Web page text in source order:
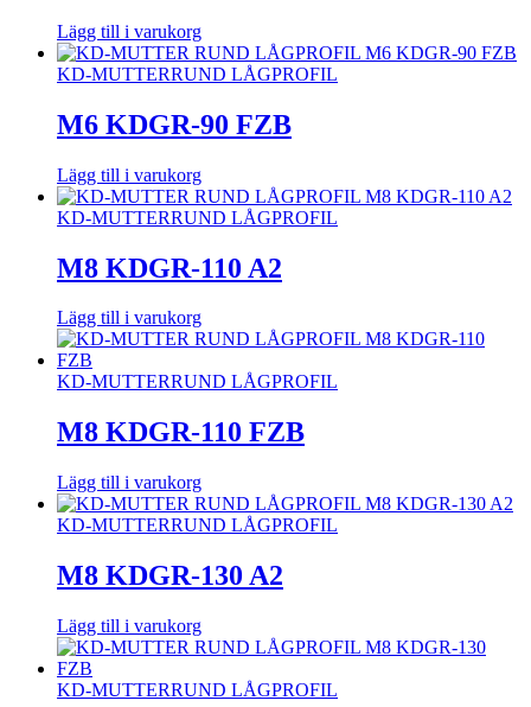
Lägg till i varukorg
KD-MUTTERRUND LÅGPROFIL
M6 KDGR-90 FZB
Lägg till i varukorg
KD-MUTTERRUND LÅGPROFIL
M8 KDGR-110 A2
Lägg till i varukorg
KD-MUTTERRUND LÅGPROFIL
M8 KDGR-110 FZB
Lägg till i varukorg
KD-MUTTERRUND LÅGPROFIL
M8 KDGR-130 A2
Lägg till i varukorg
KD-MUTTERRUND LÅGPROFIL